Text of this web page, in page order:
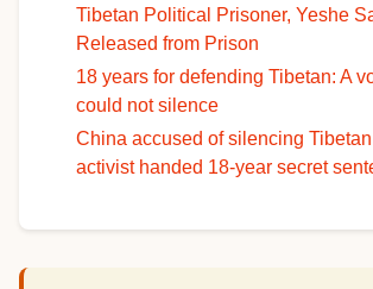
Tibetan Political Prisoner, Yeshe
Released from Prison
18 years for defending Tibetan: A
could not silence
China accused of silencing
activist handed 18-year secret